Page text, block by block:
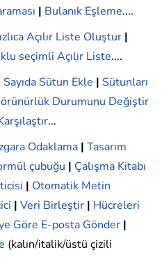
| Bulanık Eşleme....
Açılır Liste Oluştur |
seçimli Açılır Liste....
Sütun Ekle | Sütunları
Durumunu Değiştir
...
Odaklama | Tasarım
çubuğu | Çalışma Kitabı
| Otomatik Metin
| Veri Birleştir | Hücreleri
Göre E-posta Gönder |
(kalın/italik/üstü çizili